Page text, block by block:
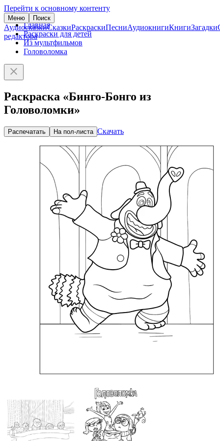
Перейти к основному контенту
Меню Поиск
АудиосказкиСказкиРаскраскиПесниАудиокнигиКнигиЗагадки
редактора
Главная
Раскраски для детей
Из мультфильмов
Головоломка
Раскраска «Бинго-Бонго из
Головоломки»
Распечатать На пол-листа Скачать